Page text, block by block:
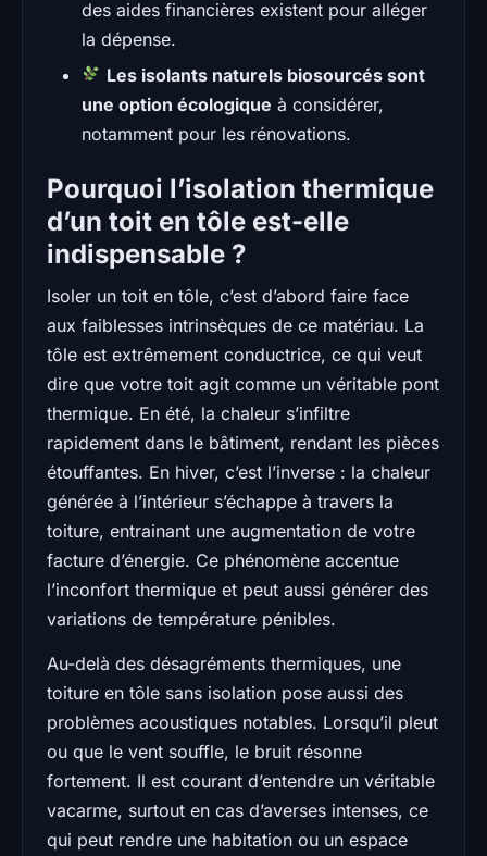
des aides financières existent pour alléger
la dépense.
Les isolants naturels biosourcés sont
une option écologique à considérer,
notamment pour les rénovations.
Pourquoi l’isolation thermique
d’un toit en tôle est-elle
indispensable ?
Isoler un toit en tôle, c’est d’abord faire face
aux faiblesses intrinsèques de ce matériau. La
tôle est extrêmement conductrice, ce qui veut
dire que votre toit agit comme un véritable pont
thermique. En été, la chaleur s’infiltre
rapidement dans le bâtiment, rendant les pièces
étouffantes. En hiver, c’est l’inverse : la chaleur
générée à l’intérieur s’échappe à travers la
toiture, entrainant une augmentation de votre
facture d’énergie. Ce phénomène accentue
l’inconfort thermique et peut aussi générer des
variations de température pénibles.
Au-delà des désagréments thermiques, une
toiture en tôle sans isolation pose aussi des
problèmes acoustiques notables. Lorsqu’il pleut
ou que le vent souffle, le bruit résonne
fortement. Il est courant d’entendre un véritable
vacarme, surtout en cas d’averses intenses, ce
qui peut rendre une habitation ou un espace